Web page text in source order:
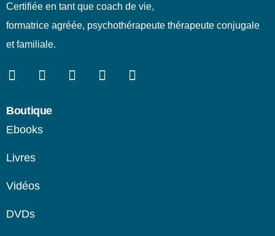
Certifiée en tant que coach de vie,
formatrice agréée, psychothérapeute thérapeute conjugale
et familiale.
Boutique
Ebooks
Livres
Vidéos
DVDs